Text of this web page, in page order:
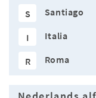
S Santiago
I Italia
R Roma